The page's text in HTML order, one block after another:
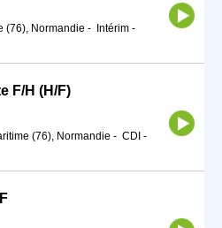
(76), Normandie - Intérim -
F/H (H/F)
(76), Normandie - CDI -